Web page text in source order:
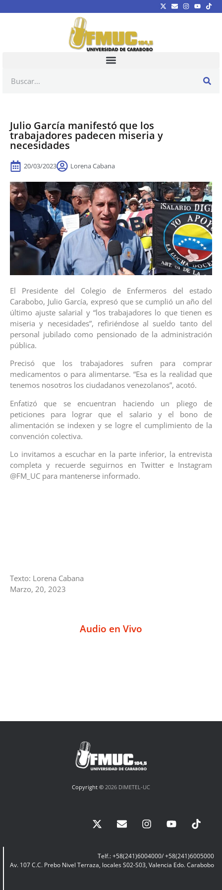
Julio García manifestó que los
trabajadores padecen miseria y
necesidades
20/03/2023 Lorena Cabana
El Presidente del Colegio de Enfermeros del estado
Carabobo, Julio García, expresó que se cumplió un año del
último ajuste salarial y “los trabajadores lo que tienen es
miseria y necesidades”, refiriéndose al sueldo tanto del
personal jubilado como pensionado de la administración
pública.
Precisó que los trabajadores sufren para comprar
medicamentos o para alimentarse. “Esa es la realidad que
tenemos nosotros los ciudadanos venezolanos”, acotó.
Enfatizó que se encuentran haciendo un pliego de
peticiones para lograr que el salario y el bono de
alimentación se indexen y se logre el cumplimiento de la
convención colectiva.
Lo invitamos a escuchar en la parte inferior, la entrevista
completa y recuerde seguirnos en Twitter e Instagram
@FM_UC para mantenerse informado.
Texto: Lorena Cabana
Marzo, 20, 2023
Audio en Vivo
Copyright © 2026 DIMETEL-UC
Telf.: +58(241)6004000/ +58(241)6005000
Av. 107 C.C. Prebo Nivel Terraza, locales S02-S03, Valencia Edo. Carabobo